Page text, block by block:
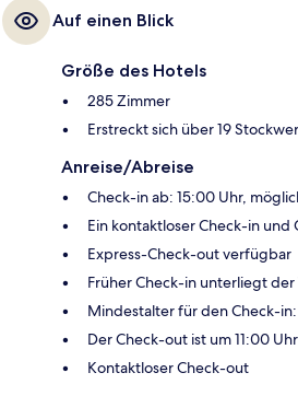
Auf einen Blick
Größe des Hotels
285 Zimmer
Erstreckt sich über 19
Anreise/Abreise
Check-in ab: 15:00 Uhr,
Ein kontaktloser Check-in
Express-Check-out verfügbar
Früher Check-in unterliegt
Mindestalter für den Check-in:
Der Check-out ist um 11:00 Uhr
Kontaktloser Check-out